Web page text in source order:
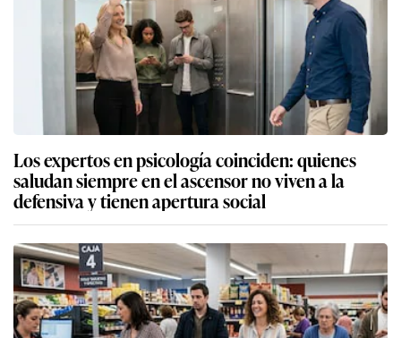
Los expertos en psicología coinciden: quienes
saludan siempre en el ascensor no viven a la
defensiva y tienen apertura social